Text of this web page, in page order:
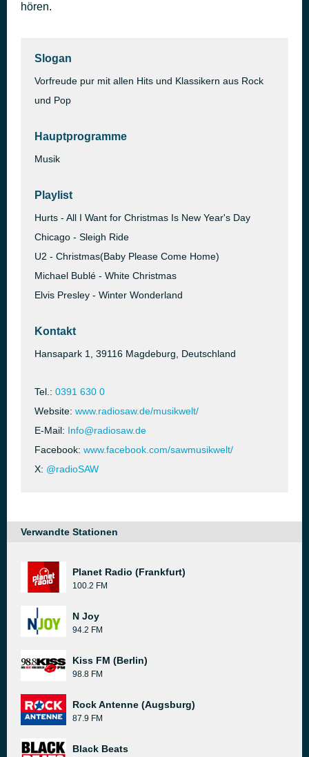
hören.
Slogan
Vorfreude pur mit allen Hits und Klassikern aus Rock
und Pop
Hauptprogramme
Musik
Playlist
Hurts - All I Want for Christmas Is New Year's Day
Chicago - Sleigh Ride
U2 - Christmas(Baby Please Come Home)
Michael Bublé - White Christmas
Elvis Presley - Winter Wonderland
Kontakt
Hansapark 1, 39116 Magdeburg, Deutschland
Tel.: 0391 630 0
Website: www.radiosaw.de/musikwelt/
E-Mail: Info@radiosaw.de
Facebook: www.facebook.com/sawmusikwelt/
X: @radioSAW
Verwandte Stationen
Planet Radio (Frankfurt)
100.2 FM
N Joy
94.2 FM
Kiss FM (Berlin)
98.8 FM
Rock Antenne (Augsburg)
87.9 FM
Black Beats